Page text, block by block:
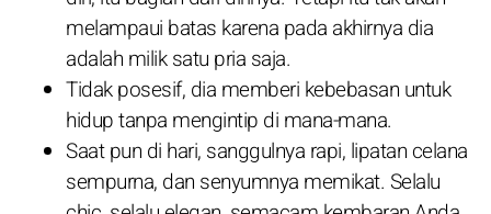
melampaui batas karena pada akhirnya dia
adalah milik satu pria saja.
Tidak posesif, dia memberi kebebasan untuk
hidup tanpa mengintip di mana-mana.
Saat pun di hari, sanggulnya rapi, lipatan celana
sempurna, dan senyumnya memikat. Selalu